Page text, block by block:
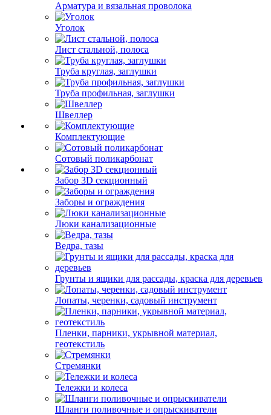
Арматура и вязальная проволока
Уголок
Лист стальной, полоса
Труба круглая, заглушки
Труба профильная, заглушки
Швеллер
Комплектующие
Сотовый поликарбонат
Забор 3D секционный
Заборы и ограждения
Люки канализационные
Ведра, тазы
Грунты и ящики для рассады, краска для деревьев
Лопаты, черенки, садовый инструмент
Пленки, парники, укрывной материал,
геотекстиль
Стремянки
Тележки и колеса
Шланги поливочные и опрыскиватели